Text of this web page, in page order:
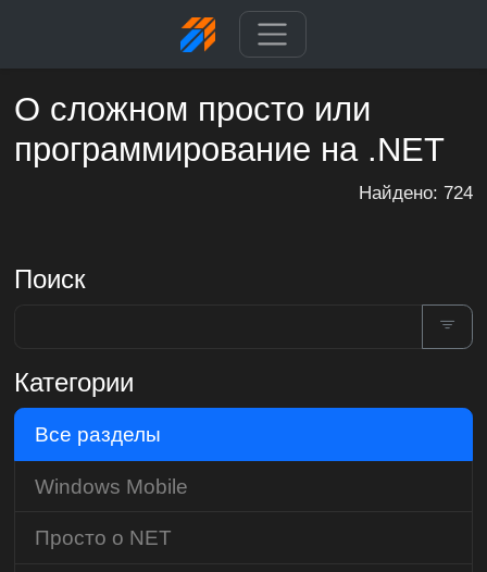
О сложном просто или
программирование на .NET
Найдено: 724
Поиск
Категории
Все разделы
Windows Mobile
Просто о NET